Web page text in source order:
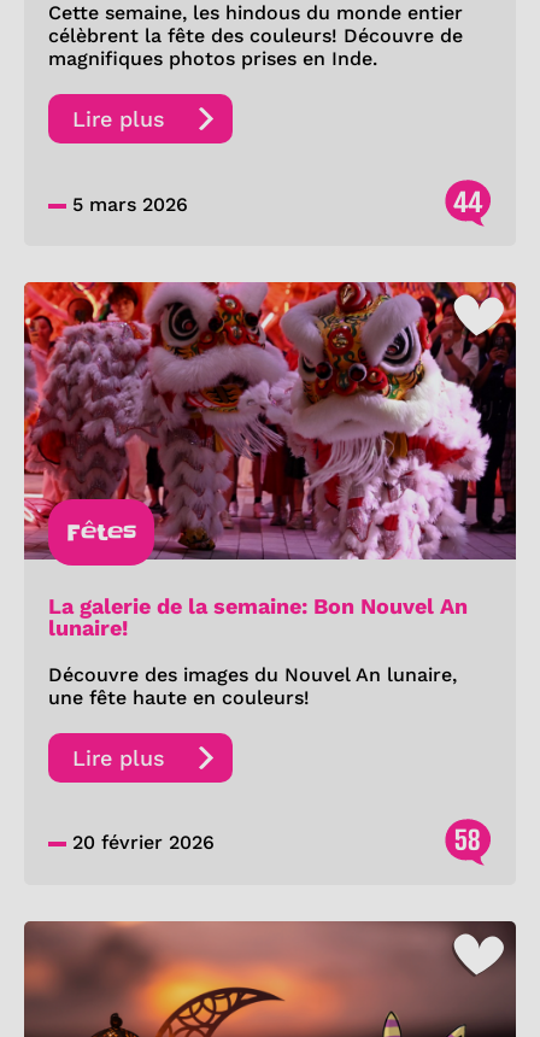
Cette semaine, les hindous du monde entier
célèbrent la fête des couleurs! Découvre de
magnifiques photos prises en Inde.
Lire plus
5 mars 2026 44
Fêtes
La galerie de la semaine: Bon Nouvel An
lunaire!
Découvre des images du Nouvel An lunaire,
une fête haute en couleurs!
Lire plus
20 février 2026 58